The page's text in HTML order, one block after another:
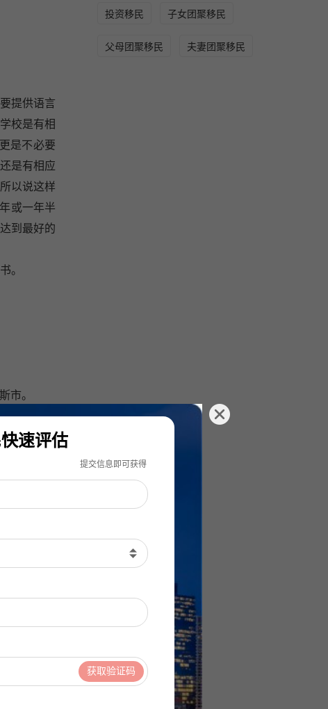
速评估
提交信息即可获得
获取验证码
提供语言
校是有相
是不必要
是有相应
以说这样
或一年半
到最好的
。
市。
。各自课
上ubp课
，学生需
后gpa很
的毕业而
餐温饱，
明天的太
移民的政
加拿大
投资移民 子女团聚移民
父母团聚移民 夫妻团聚移民